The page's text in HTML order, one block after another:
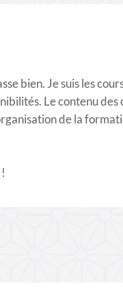
bien. Je suis les
Le contenu des
de la